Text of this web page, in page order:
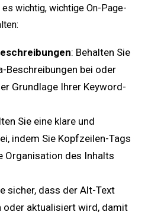
wichtig, wichtige On-Page-
: Behalten Sie
Beschreibungen bei oder
Grundlage Ihrer Keyword-
Sie eine klare und
indem Sie Kopfzeilen-Tags
Organisation des Inhalts
sicher, dass der Alt-Text
oder aktualisiert wird, damit